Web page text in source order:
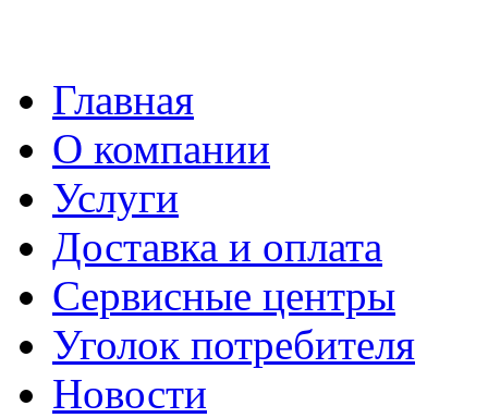
Главная
О компании
Услуги
Доставка и оплата
Сервисные центры
Уголок потребителя
Новости